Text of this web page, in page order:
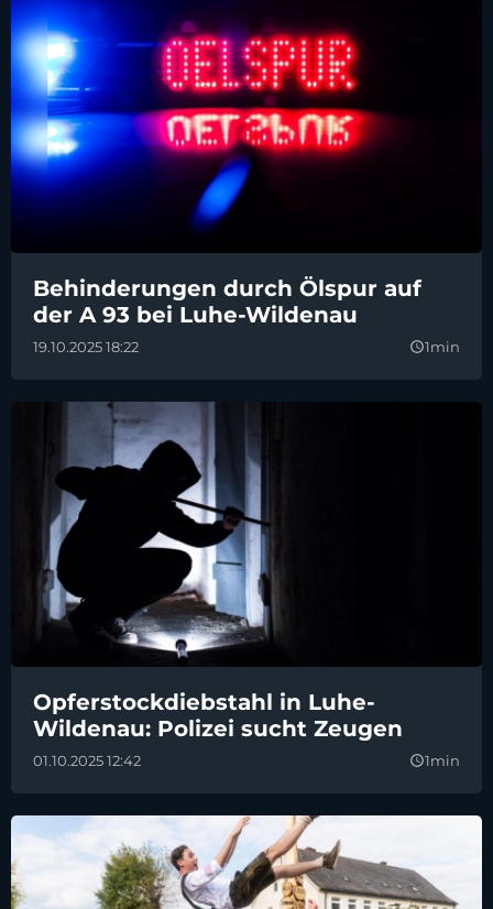
Behinderungen durch Ölspur auf
der A 93 bei Luhe-Wildenau
19.10.2025 18:22 query_builder1min
Opferstockdiebstahl in Luhe-
Wildenau: Polizei sucht Zeugen
01.10.2025 12:42 query_builder1min